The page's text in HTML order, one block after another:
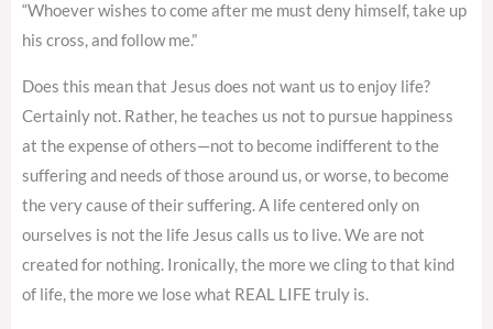
“Whoever wishes to come after me must deny himself, take up
his cross, and follow me.”
Does this mean that Jesus does not want us to enjoy life?
Certainly not. Rather, he teaches us not to pursue happiness
at the expense of others—not to become indifferent to the
suffering and needs of those around us, or worse, to become
the very cause of their suffering. A life centered only on
ourselves is not the life Jesus calls us to live. We are not
created for nothing. Ironically, the more we cling to that kind
of life, the more we lose what REAL LIFE truly is.